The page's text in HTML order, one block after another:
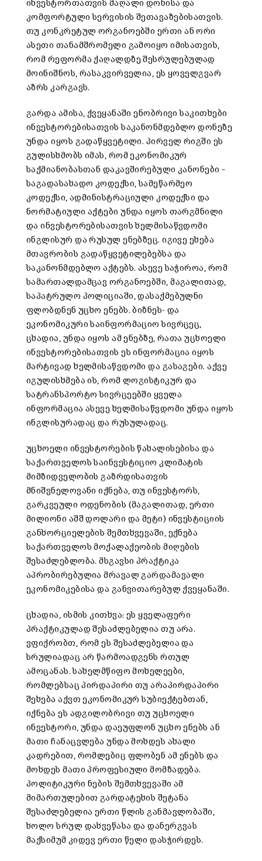
ინვესტორთათვის მაღალი დონისა და
კომფორტული სერვისის შეთავაზებისათვის.
თუ კონკრეტულ ორგანოებში ერთი ან ორი
ასეთი თანამშრომელი გამოიყო იმისათვის,
რომ რეფორმა ქაღალდზე შესრულებულად
მოინიშნოს, რასაკვირველია, ეს ყოველგვარ
აზრს კარგავს.
გარდა ამისა, ქვეყანაში ენობრივი საკითხები
ინვესტორებისათვის საკანონმდებლო დონეზე
უნდა იყოს გადაწყვეტილი. პირველ რიგში ეს
გულისხმობს იმას, რომ ეკონომიკურ
საქმიანობასთან დაკავშირებული კანონები –
საგადასახადო კოდექსი, სამეწარმეო
კოდექსი, ადმინისტრაციული კოდექსი და
ნორმატიული აქტები უნდა იყოს თარგმნილი
და ინვესტორებისათვის ხელმისაწვდომი
ინგლისურ და რუსულ ენებზეც. იგივე ეხება
მთავრობის გადაწყვეტილებებსა და
საკანონმდებლო აქტებს. ასევე საჭიროა, რომ
სამართალდამცავ ორგანოებში, მაგალითად,
საპატრულო პოლიციაში, დასაქმებულნი
ფლობდნენ უცხო ენებს. ბიზნეს- და
ეკონომიკური საინფორმაციო სივრცეც,
ცხადია, უნდა იყოს ამ ენებზე, რათა უცხოელი
ინვესტორებისათვის ეს ინფორმაცია იყოს
მარტივად ხელმისაწვდომი და გასაგები. აქვე
იგულისხმება ის, რომ ლოგისტიკურ და
სატრანსპორტო სივრცეებში ყველა
ინფორმაცია ასევე ხელმისაწვდომი უნდა იყოს
ინგლისურადაც და რუსულადაც.
უცხოელი ინვესტორების წახალისებისა და
საქართველოს საინვესტიციო კლიმატის
მიმზიდველობის გაზრდისათვის
მნიშვნელოვანი იქნება, თუ ინვესტორს,
გარკვეული ოდენობის (მაგალითად, ერთი
მილიონი აშშ დოლარი და მეტი) ინვესტიციის
განხორციელების შემთხვევაში, ექნება
საქართველოს მოქალაქეობის მიღების
შესაძლებლობა. მსგავსი პრაქტიკა
აპრობირებულია მრავალ გარდამავალი
ეკონომიკებისა და განვითარებულ ქვეყანაში.
ცხადია, ისმის კითხვა: ეს ყველაფერი
პრაქტიკულად შესაძლებელია თუ არა.
ვფიქრობთ, რომ ეს შესაძლებელია და
სრულიადაც არ წარმოადგენს რთულ
ამოცანას. სახელმწიფო მოხელეები,
რომლებსაც პირდაპირი თუ არაპირდაპირი
შეხება აქვთ ეკონომიკურ სუბიექტებთან,
იქნება ეს ადგილობრივი თუ უცხოელი
ინვესტორი, უნდა დაეუფლონ უცხო ენებს ან
მათი ჩანაცვლება უნდა მოხდეს ახალი
კადრებით, რომლებიც ფლობენ ამ ენებს და
მოხდეს მათი პროფესიული მომზადება.
პოლიტიკური ნების შემთხვევაში ამ
მიმართულებით გარდატეხის შეტანა
შესაძლებელია ერთი წლის განმავლობაში,
ხოლო სრულ დახვეწასა და დანერგვას
მაქსიმუმ კიდევ ერთი წელი დასჭირდეს.